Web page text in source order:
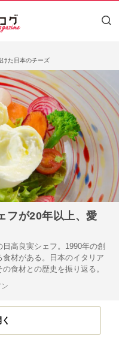
けた日本のチーズ
フが20年以上、愛
高良実シェフ。1990年の創
材がある。日本のイタリア
食材との歴史を振り返る。